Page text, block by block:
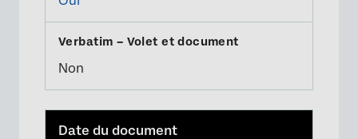
Non
Date du document